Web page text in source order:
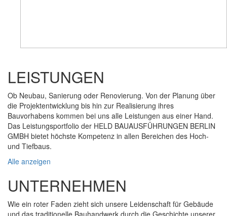
LEISTUNGEN
Ob Neubau, Sanierung oder Renovierung. Von der Planung über
die Projektentwicklung bis hin zur Realisierung ihres
Bauvorhabens kommen bei uns alle Leistungen aus einer Hand.
Das Leistungsportfolio der HELD BAUAUSFÜHRUNGEN BERLIN
GMBH bietet höchste Kompetenz in allen Bereichen des Hoch-
und Tiefbaus.
Alle anzeigen
UNTERNEHMEN
Wie ein roter Faden zieht sich unsere Leidenschaft für Gebäude
und das traditionelle Bauhandwerk durch die Geschichte unserer